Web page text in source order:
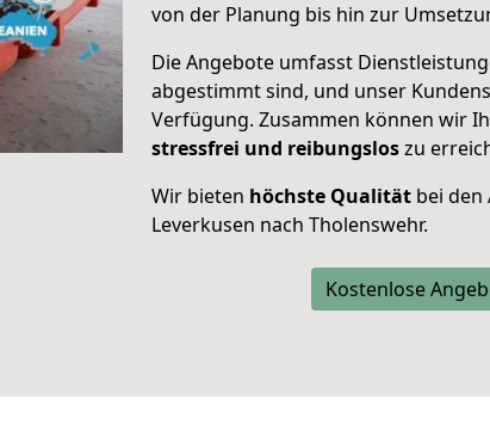
von der Planung bis hin zur
Die Angebote umfasst
abgestimmt sind, und unser
Verfügung. Zusammen können wir
stressfrei und reibungsloszu
Wir bieten höchste Qualität bei den
Leverkusen nach Tholenswehr.
Kostenlose